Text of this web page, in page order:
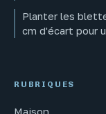
Planter les
cm d'écart pour
RUBRIQUES
Maison